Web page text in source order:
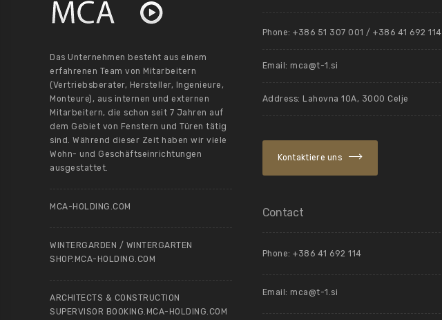
Das Unternehmen besteht aus einem
erfahrenen Team von Mitarbeitern
(Vertriebsberater, Hersteller, Ingenieure,
Monteure), aus internen und externen
Mitarbeitern, die schon seit 7 Jahren auf
dem Gebiet von Fenstern und Türen tätig
sind. Während dieser Zeit haben wir viele
Wohn- und Geschäftseinrichtungen
ausgestattet.
MCA-HOLDING.COM
WINTERGARDEN / WINTERGARTEN
SHOP.MCA-HOLDING.COM
ARCHITECTS & CONSTRUCTION
SUPERVISOR BOOKING.MCA-HOLDING.COM
Phone: +386 51 307 001 / +386 41 692 114
Email: mca@t-1.si
Address: Lahovna 10A, 3000 Celje
Kontaktiere uns
Contact
Phone: +386 41 692 114
Email: mca@t-1.si